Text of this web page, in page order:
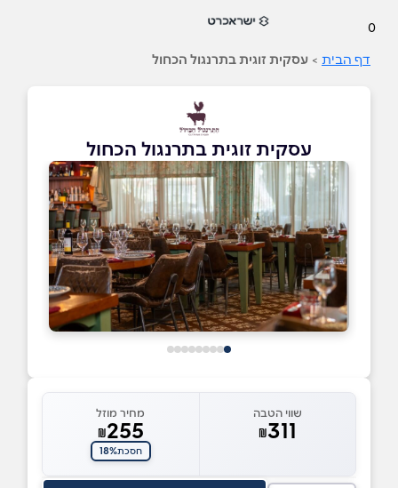
0
דף הבית > עסקית זוגית בתרנגול הכחול
עסקית זוגית בתרנגול הכחול
שווי הטבה
₪311
מחיר מוזל
₪255
חסכת18%